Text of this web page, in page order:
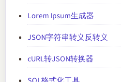
Lorem Ipsum生成器
JSON字符串转义反转义
cURL转JSON转换器